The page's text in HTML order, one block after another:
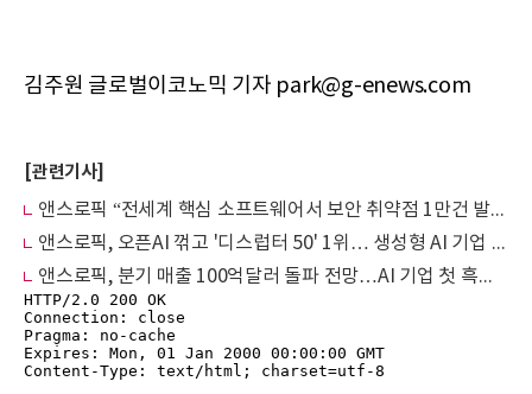
김주원 글로벌이코노믹 기자 park@g-enews.com
[관련기사]
앤스로픽 “전세계 핵심 소프트웨어서 보안 취약점 1만건 발견”
앤스로픽, 오픈AI 꺾고 '디스럽터 50' 1위… 생성형 AI 기업 가치 3배 폭등
앤스로픽, 분기 매출 100억달러 돌파 전망…AI 기업 첫 흑자 눈앞